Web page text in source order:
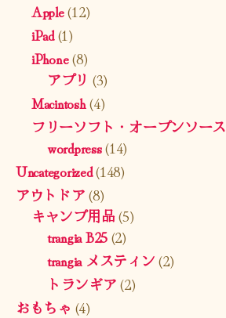
Apple(12)
iPad(1)
iPhone(8)
アプリ (3)
Macintosh(4)
フリーソフト・オープンソース
wordpress(14)
Uncategorized(148)
アウトドア(8)
キャンプ用品(5)
trangia B25(2)
trangia メスティン(2)
トランギア(2)
おもちゃ (4)